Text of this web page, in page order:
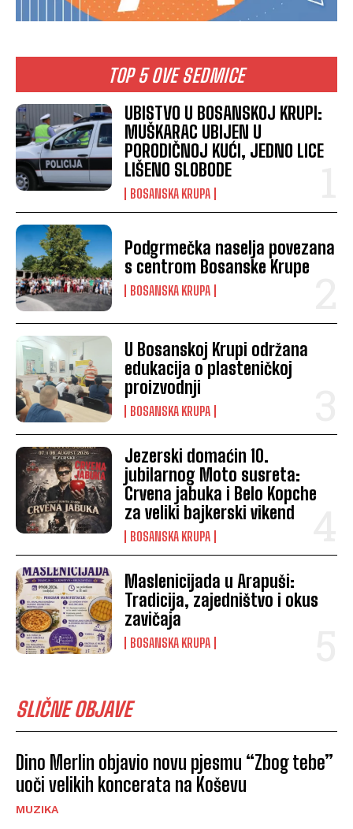
TOP 5 OVE SEDMICE
UBISTVO U BOSANSKOJ KRUPI:
MUŠKARAC UBIJEN U
PORODIČNOJ KUĆI, JEDNO LICE
LIŠENO SLOBODE
BOSANSKA KRUPA
Podgrmečka naselja povezana
s centrom Bosanske Krupe
BOSANSKA KRUPA
U Bosanskoj Krupi održana
edukacija o plasteničkoj
proizvodnji
BOSANSKA KRUPA
Jezerski domaćin 10.
jubilarnog Moto susreta:
Crvena jabuka i Belo Kopche
za veliki bajkerski vikend
BOSANSKA KRUPA
Maslenicijada u Arapuši:
Tradicija, zajedništvo i okus
zavičaja
BOSANSKA KRUPA
SLIČNE OBJAVE
Dino Merlin objavio novu pjesmu “Zbog tebe”
uoči velikih koncerata na Koševu
MUZIKA